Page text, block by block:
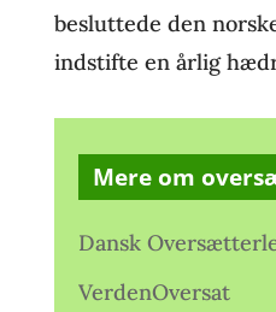
besluttede den
indstifte en årlig
Mere om
Dansk
VerdenOversat